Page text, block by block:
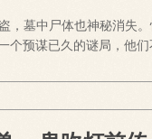
墓中尸体也神秘消失
个预谋已久的谜局，他